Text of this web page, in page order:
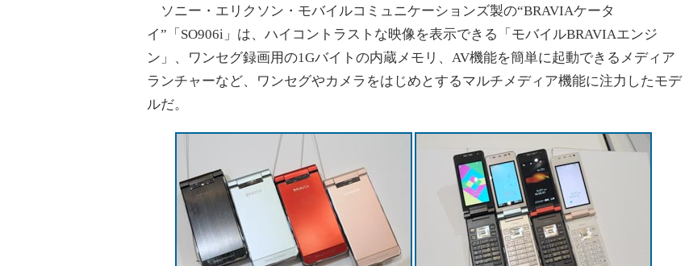
ソニー・エリクソン・モバイルコミュニケーションズ製の“BRAVIAケータ
イ”「SO906i」は、ハイコントラストな映像を表示できる「モバイルBRAVIAエンジ
ン」、ワンセグ録画用の1Gバイトの内蔵メモリ、AV機能を簡単に起動できるメディア
ランチャーなど、ワンセグやカメラをはじめとするマルチメディア機能に注力したモデ
ルだ。